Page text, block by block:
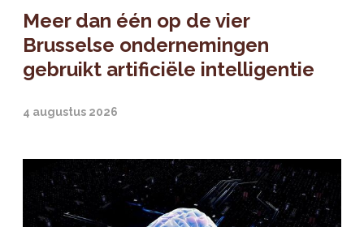
Meer dan één op de vier
Brusselse ondernemingen
gebruikt artificiële intelligentie
4 augustus 2026